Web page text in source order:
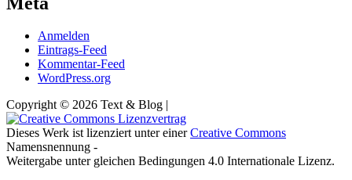
Anmelden
Eintrags-Feed
Kommentar-Feed
WordPress.org
Copyright © 2026 Text & Blog |
Dieses Werk ist lizenziert unter einerCreative Commons
Namensnennung -
Weitergabe unter gleichen Bedingungen 4.0 Internationale Lizenz.